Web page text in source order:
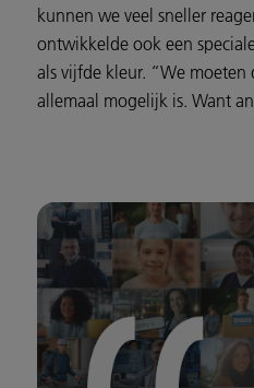
kunnen we veel sneller
ontwikkelde ook een
als vijfde kleur. “We
allemaal mogelijk is. Want